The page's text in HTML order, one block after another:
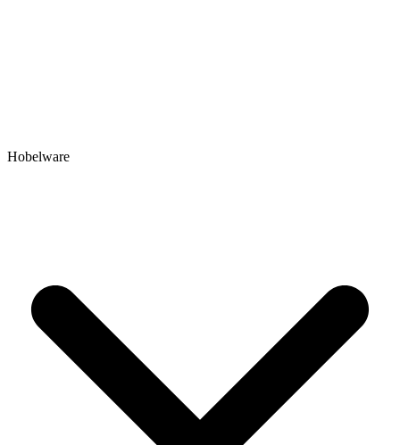
Hobelware